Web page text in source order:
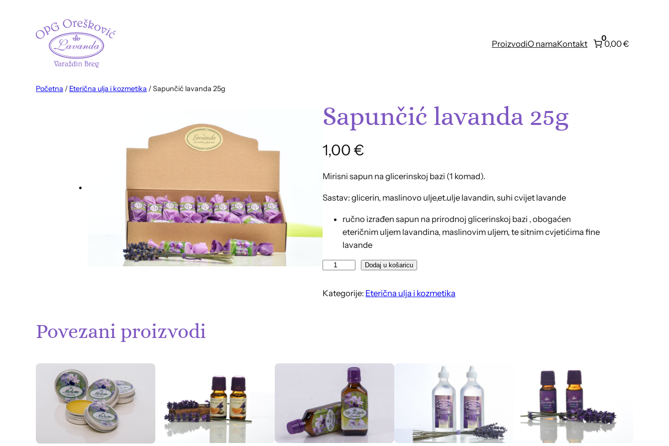
ProizvodiO namaKontakt
0
0,00 €
Početna / Eterična ulja i kozmetika / Sapunčić lavanda 25g
Sapunčić lavanda 25g
1,00€
Mirisni sapun na glicerinskoj bazi (1 komad).
Sastav: glicerin, maslinovo ulje,et.ulje lavandin, suhi cvijet lavande
ručno izrađen sapun na prirodnoj glicerinskoj bazi , obogaćen
eteričnim uljem lavandina, maslinovim uljem, te sitnim cvjetićima fine
lavande
p
a
n
d
Dodaj u košaricu
Kategorije: Eterična ulja i kozmetika
Povezani proizvodi